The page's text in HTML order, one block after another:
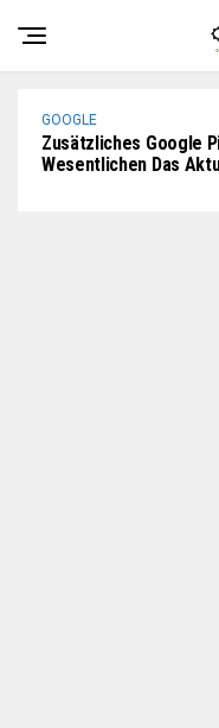
Versuchen Wir, Den
Durchqueren. Hier Ist
GOOGLE
Zusätzliches Google
Wesentlichen Das